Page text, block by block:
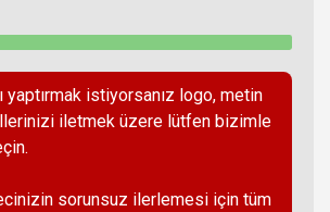
yaptırmak istiyorsanız logo, metin
iletmek üzere lütfen bizimle
sorunsuz ilerlemesi için tüm